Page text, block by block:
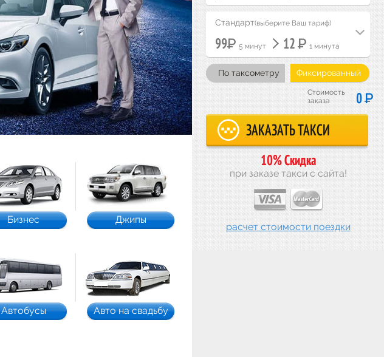
Стандарт(выберите Ваш тариф)
99Р 5 минут 12 Р 1 минута
По таксометру Фиксированный
Стоимость
заказа
0Р
10% Скидка
при заказе такси с сайта!
расчет стоимости поездки
Бизнес Джипы
Автобусы Авто на свадьбу